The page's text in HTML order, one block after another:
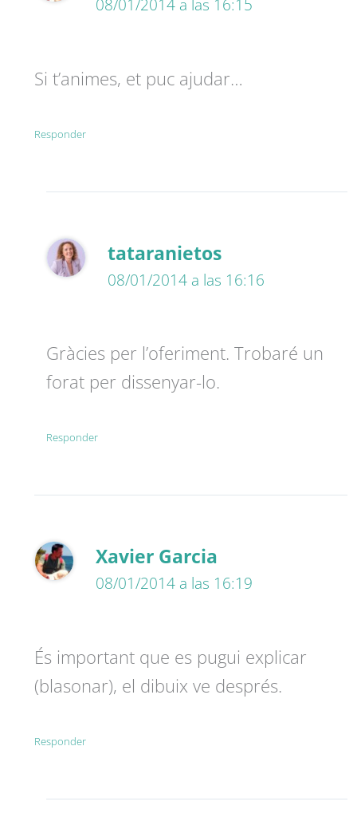
08/01/2014 a las 16:15
Si t’animes, et puc ajudar…
Responder
tataranietos
08/01/2014 a las 16:16
Gràcies per l’oferiment. Trobaré un
forat per dissenyar-lo.
Responder
Xavier Garcia
08/01/2014 a las 16:19
És important que es pugui explicar
(blasonar), el dibuix ve després.
Responder